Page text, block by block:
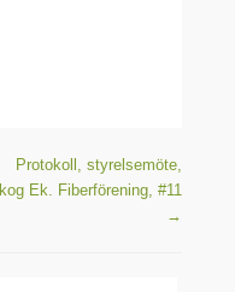
Protokoll, styrelsemöte,
Ek. Fiberförening, #11
→